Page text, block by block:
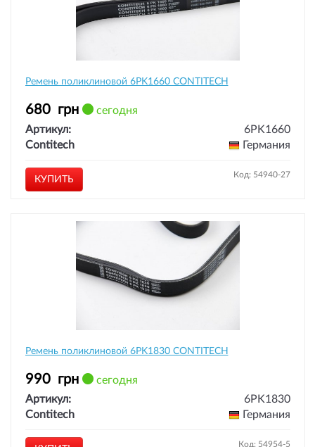
Ремень поликлиновой 6PK1660 CONTITECH
680 грн
сегодня
Артикул:
6PK1660
Contitech
Германия
КУПИТЬ Код: 54940-27
Ремень поликлиновой 6PK1830 CONTITECH
990 грн
сегодня
Артикул:
6PK1830
Contitech
Германия
Код: 54954-5